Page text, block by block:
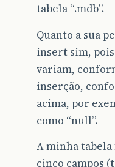
tabela “.mdb”.
Quanto a sua
insert sim,
variam,
inserção,
acima, por
como “null”.
A minha tabela
cinco campos